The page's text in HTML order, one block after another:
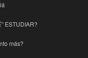
ESTUDIAR?
más?